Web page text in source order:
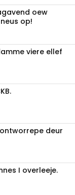
oew
op!
viere ellef
deur
I overleeje.